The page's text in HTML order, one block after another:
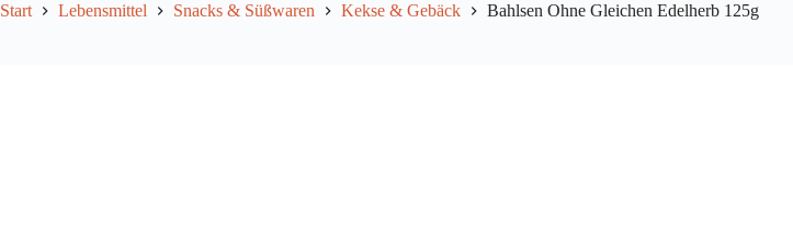
Start Lebensmittel Snacks & Süßwaren Kekse & Gebäck Bahlsen Ohne Gleichen Edelherb 125g